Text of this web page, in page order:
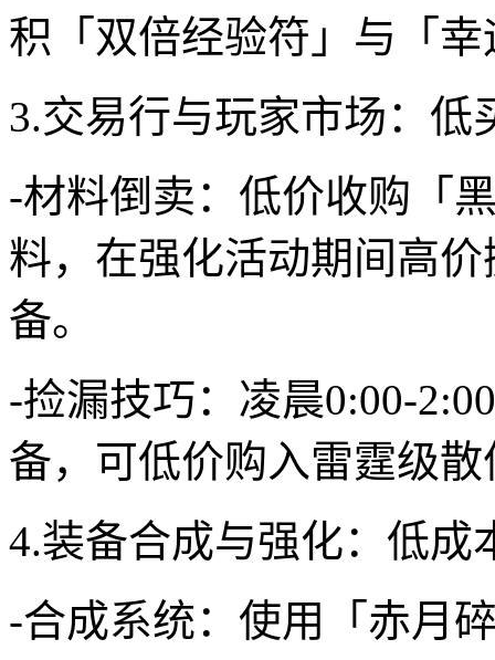
积「双倍经验符」与「
3.交易行与玩家市场：低
-材料倒卖：低价收购「
料，在强化活动期间高
备。
-捡漏技巧：凌晨0:00-
备，可低价购入雷霆级散
4.装备合成与强化：低成
-合成系统：使用「赤月